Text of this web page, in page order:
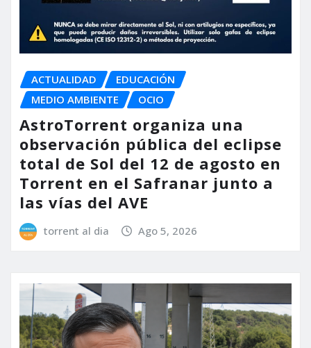
ACTUALIDAD
EDUCACIÓN
MEDIO AMBIENTE
OCIO
AstroTorrent organiza una
observación pública del eclipse
total de Sol del 12 de agosto en
Torrent en el Safranar junto a
las vías del AVE
torrent al dia Ago 5, 2026